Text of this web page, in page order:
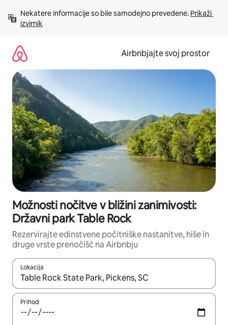
vsebino
Nekatere informacije so bile samodejno prevedene. Prikaži
izvirnik
Airbnbjajte svoj prostor
Možnosti nočitve v bližini zanimivosti:
Državni park Table Rock
Rezervirajte edinstvene počitniške nastanitve, hiše in
druge vrste prenočišč na Airbnbju
Lokacija
Ko so rezultati na voljo, krmarite s puščičnima tipkama gor in
Prihod